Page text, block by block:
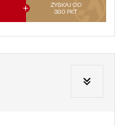
ZYSKAJ OD
360 PKT